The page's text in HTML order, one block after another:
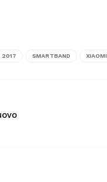
2017 SMARTBAND XIAOMI